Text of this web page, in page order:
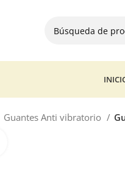
Guantes Anti vibratorio